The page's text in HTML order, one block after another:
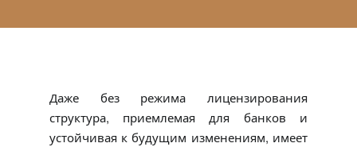
Даже без режима лицензирования
структура, приемлемая для банков и
устойчивая к будущим изменениям, имеет